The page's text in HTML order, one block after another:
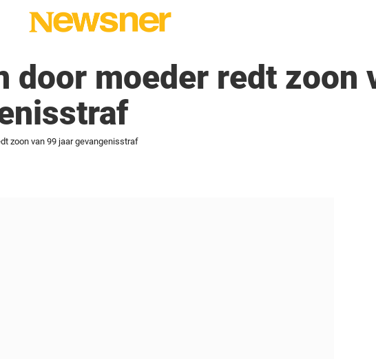
door moeder redt zoon
zoon van 99 jaar gevangenisstraf